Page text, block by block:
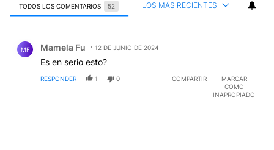
TODOS LOS COMENTARIOS 52 LOS MÁS RECIENTES
MF Mamela Fu 12 DE JUNIO DE 2024
Es en serio esto?
RESPONDER 1 0 COMPARTIR
MARCAR
COMO
INAPROPIADO